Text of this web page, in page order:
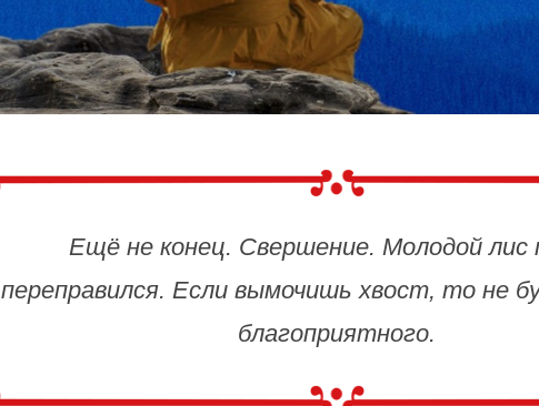
Ещё не конец. Свершение. Молодой лис
переправился. Если вымочишь хвост, то не
благоприятного.